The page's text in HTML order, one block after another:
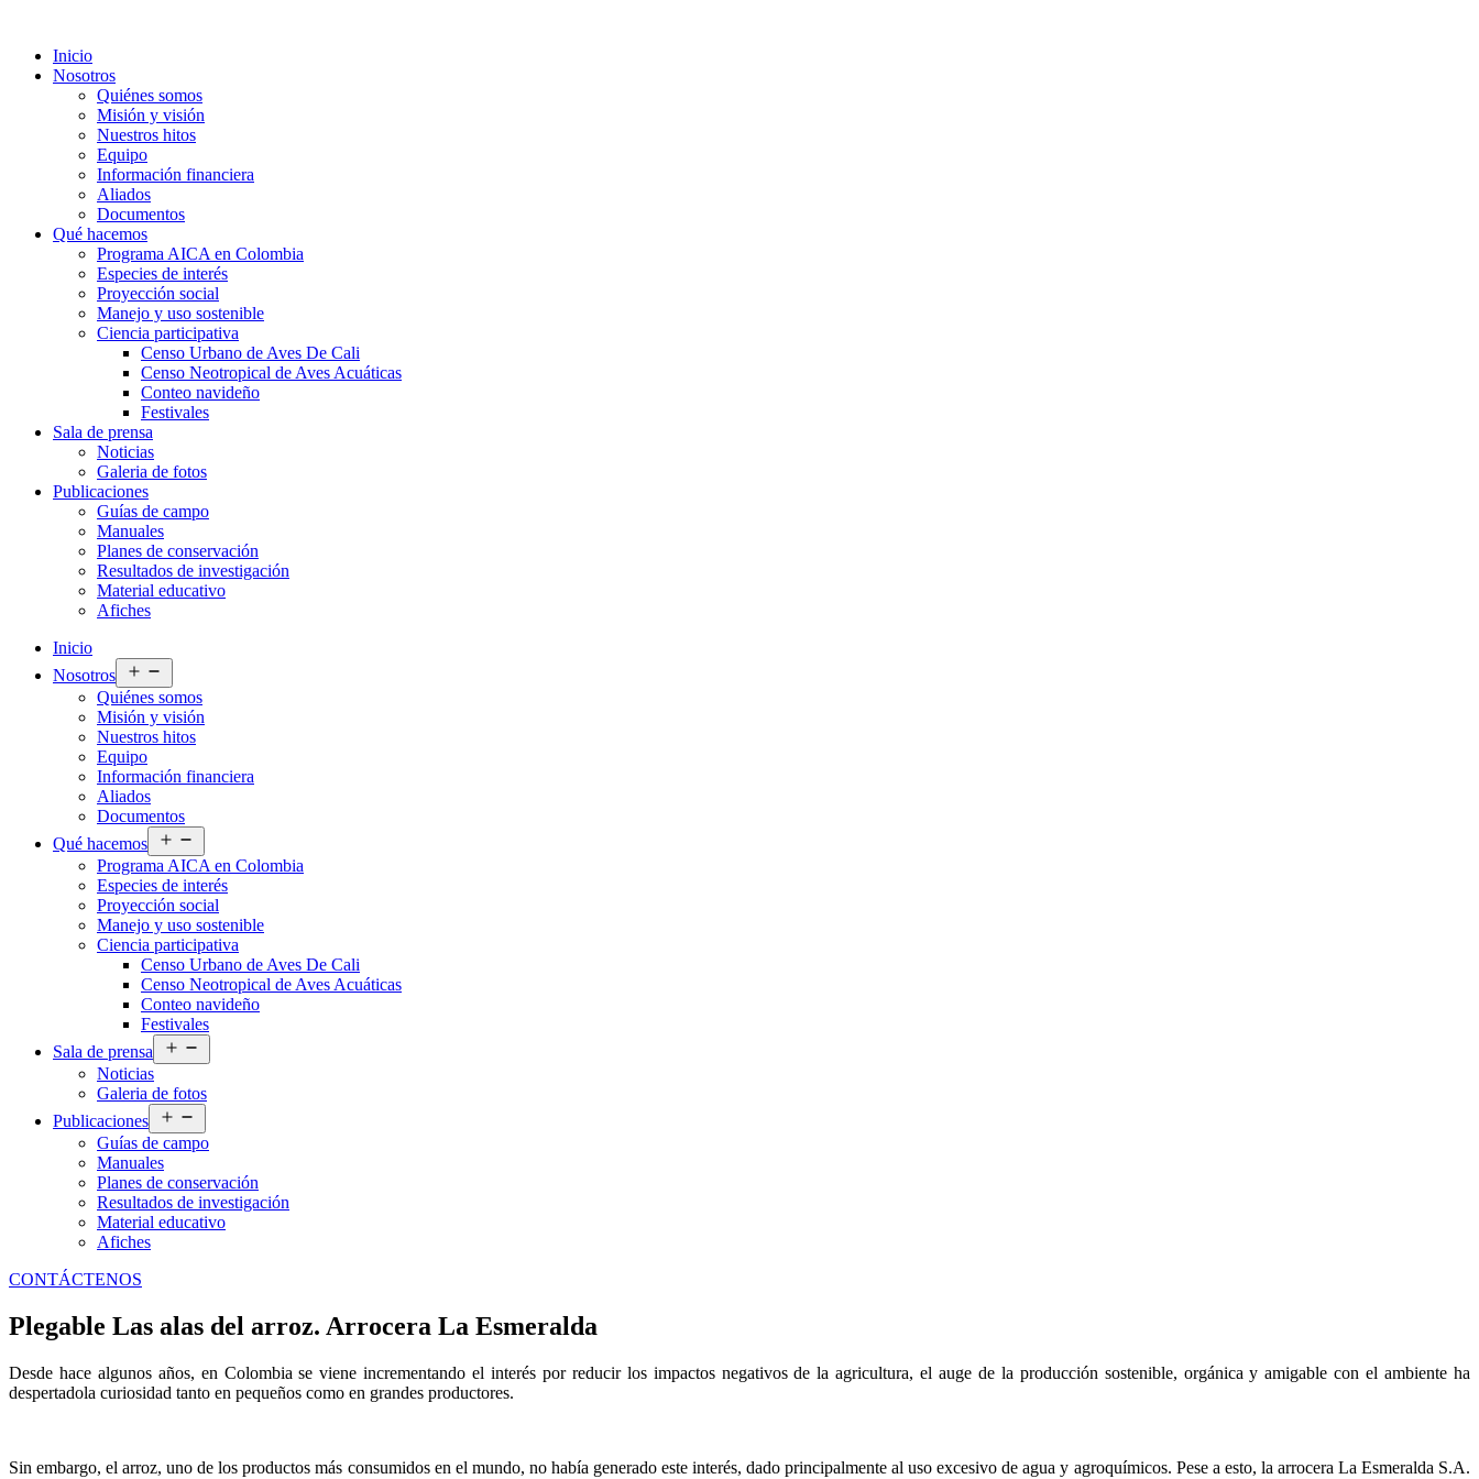
Inicio
Nosotros
Quiénes somos
Misión y visión
Nuestros hitos
Equipo
Información financiera
Aliados
Documentos
Qué hacemos
Programa AICA en Colombia
Especies de interés
Proyección social
Manejo y uso sostenible
Ciencia participativa
Censo Urbano de Aves De Cali
Censo Neotropical de Aves Acuáticas
Conteo navideño
Festivales
Sala de prensa
Noticias
Galeria de fotos
Publicaciones
Guías de campo
Manuales
Planes de conservación
Resultados de investigación
Material educativo
Afiches
Inicio
Nosotros
el
menú
Quiénes somos
Misión y visión
Nuestros hitos
Equipo
Información financiera
Aliados
Documentos
Qué hacemos
el
menú
Programa AICA en Colombia
Especies de interés
Proyección social
Manejo y uso sostenible
Ciencia participativa
Censo Urbano de Aves De Cali
Censo Neotropical de Aves Acuáticas
Conteo navideño
Festivales
Sala de prensa
el
Noticias
Galeria de fotos
Publicaciones
el
menú
Guías de campo
Manuales
Planes de conservación
Resultados de investigación
Material educativo
Afiches
CONTÁCTENOS
Plegable Las alas del arroz. Arrocera La Esmeralda
Desde hace algunos años, en Colombia se viene incrementando el interés por reducir los impactos negativos de la agricultura, el auge de la producción sostenible, orgánica y amigable con el ambiente ha
despertadola curiosidad tanto en pequeños como en grandes productores.
Sin embargo, el arroz, uno de los productos más consumidos en el mundo, no había generado este interés, dado principalmente al uso excesivo de agua y agroquímicos. Pese a esto, la arrocera La Esmeralda S.A.